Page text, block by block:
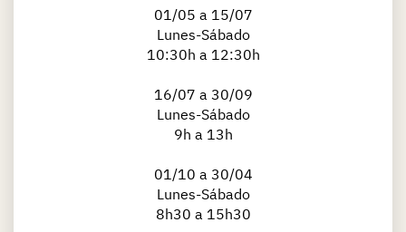
01/05 a 15/07
​Lunes-Sábado
10:30h a 12:30h
16/07 a 30/09
​Lunes-Sábado
9h a 13h
01/10 a 30/04
Lunes-Sábado
8h30 a 15h30